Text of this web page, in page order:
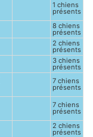
1 chiens
présents
8 chiens
présents
2 chiens
présents
3 chiens
présents
7 chiens
présents
7 chiens
présents
2 chiens
présents